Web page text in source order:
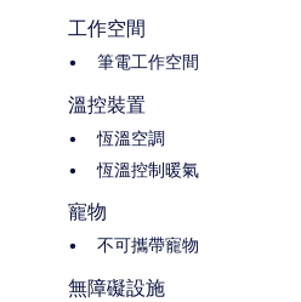
工作空間
筆電工作空間
溫控裝置
恆溫空調
恆溫控制暖氣
寵物
不可攜帶寵物
無障礙設施